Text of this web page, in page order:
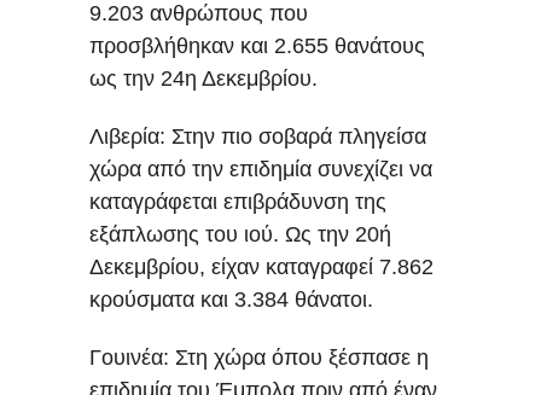
9.203 ανθρώπους που
προσβλήθηκαν και 2.655 θανάτους
ως την 24η Δεκεμβρίου.
Λιβερία: Στην πιο σοβαρά πληγείσα
χώρα από την επιδημία συνεχίζει να
καταγράφεται επιβράδυνση της
εξάπλωσης του ιού. Ως την 20ή
Δεκεμβρίου, είχαν καταγραφεί 7.862
κρούσματα και 3.384 θάνατοι.
Γουινέα: Στη χώρα όπου ξέσπασε η